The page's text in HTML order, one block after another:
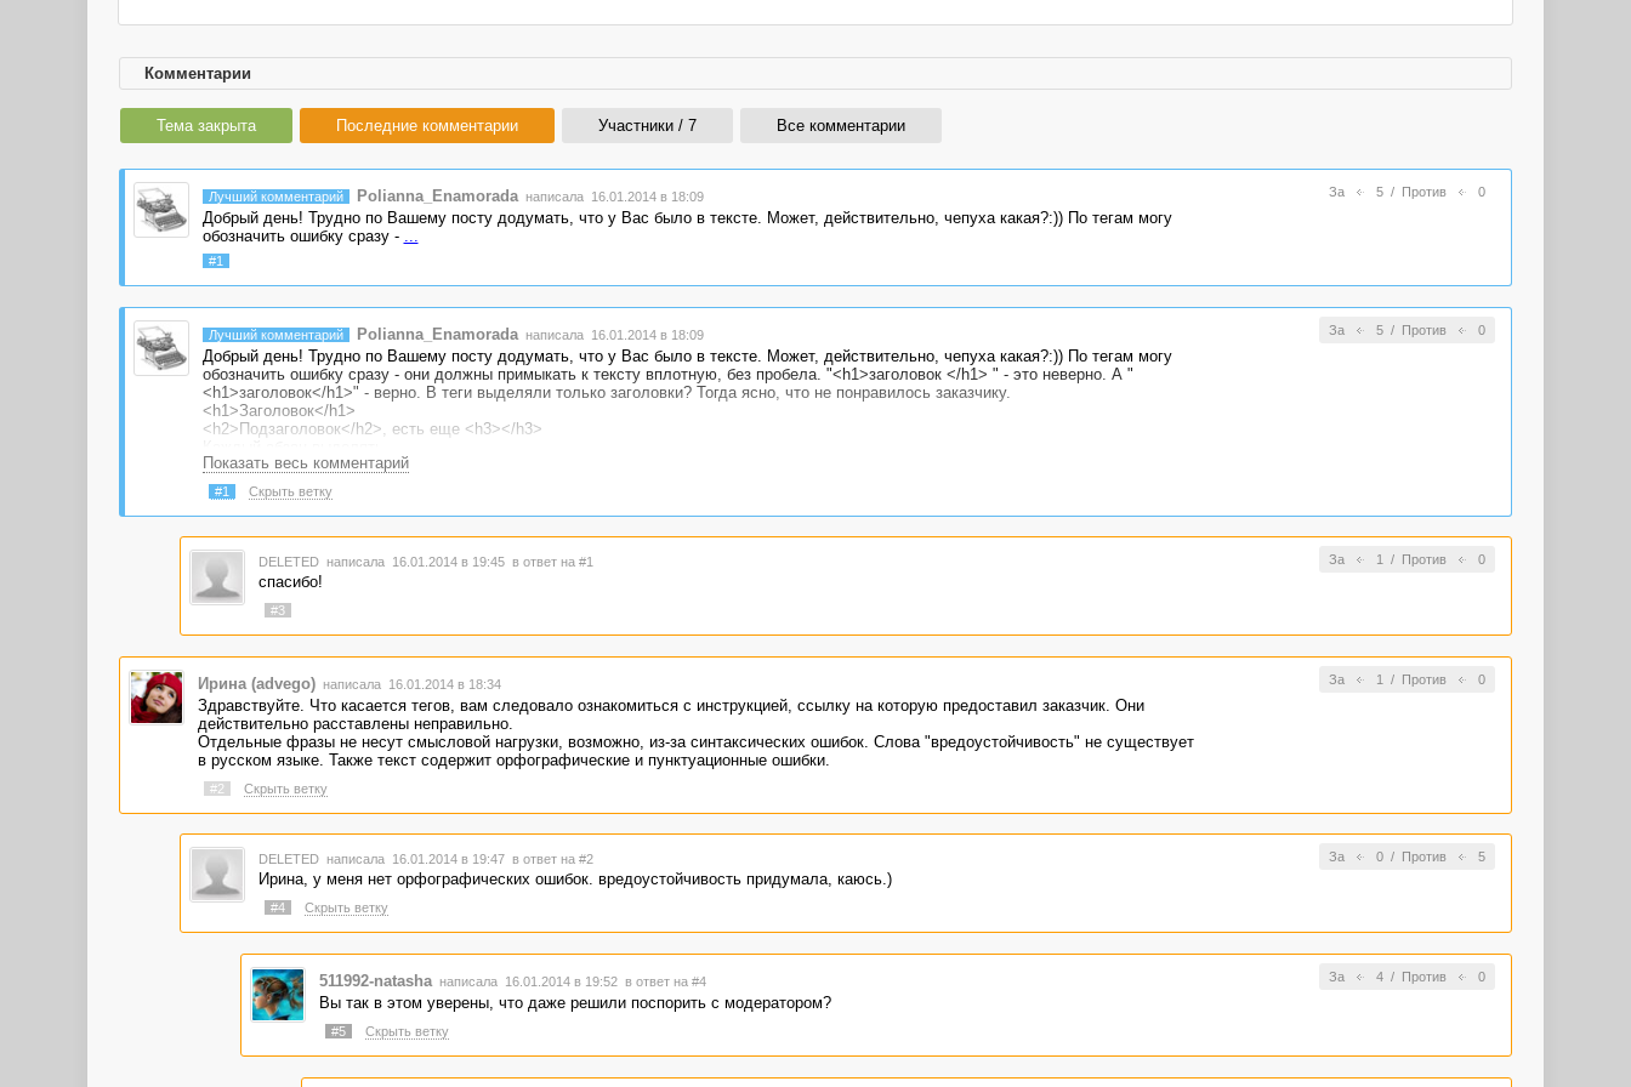
Комментарии
Тема закрыта Последние комментарии Участники / 7 Все комментарии
За 5/ Против 0
Лучший комментарий Polianna_Enamorada написала 16.01.2014 в 18:09
Добрый день! Трудно по Вашему посту додумать, что у Вас было в тексте. Может, действительно, чепуха какая?:)) По тегам могу
обозначить ошибку сразу - ...
#1
За 5/ Против 0
Лучший комментарий Polianna_Enamorada написала 16.01.2014 в 18:09
Добрый день! Трудно по Вашему посту додумать, что у Вас было в тексте. Может, действительно, чепуха какая?:)) По тегам могу
обозначить ошибку сразу - они должны примыкать к тексту вплотную, без пробела. "<h1>заголовок </h1> " - это неверно. А "
<h1>заголовок</h1>" - верно. В теги выделяли только заголовки? Тогда ясно, что не понравилось заказчику.
<h1>Заголовок</h1>
<h2>Подзаголовок</h2>, есть еще <h3></h3>
<p>Абзац</p>
Маркированный список, например, выделяется
<ul>
<li>овощи</li>
<li>фрукты</li>
<li>грибы</li>
</ul>
Не переживайте, всегда смотрите статистику отказов заказчика, на всякий случай. Не берите работу, если сомневаетесь в ТЗ, как у
Показать весь комментарий
#1 Скрыть ветку
За 1 / Против 0
DELETED написала 16.01.2014 в 19:45 в ответ на #1
спасибо!
#3
За 1 / Против 0
Ирина (advego) написала 16.01.2014 в 18:34
Здравствуйте. Что касается тегов, вам следовало ознакомиться с инструкцией, ссылку на которую предоставил заказчик. Они
действительно расставлены неправильно.
Отдельные фразы не несут смысловой нагрузки, возможно, из-за синтаксических ошибок. Слова "вредоустойчивость" не существует
в русском языке. Также текст содержит орфографические и пунктуационные ошибки.
#2 Скрыть ветку
За 0/ Против 5
DELETED написала 16.01.2014 в 19:47 в ответ на #2
Ирина, у меня нет орфографических ошибок. вредоустойчивость придумала, каюсь.)
#4 Скрыть ветку
За 4/ Против 0
511992-natasha написала 16.01.2014 в 19:52 в ответ на #4
Вы так в этом уверены, что даже решили поспорить с модератором?
#5 Скрыть ветку